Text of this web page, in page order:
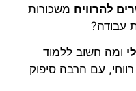
להרוויחמשכורות
עבודה?
ומה חשוב ללמוד
עם הרבה סיפוק